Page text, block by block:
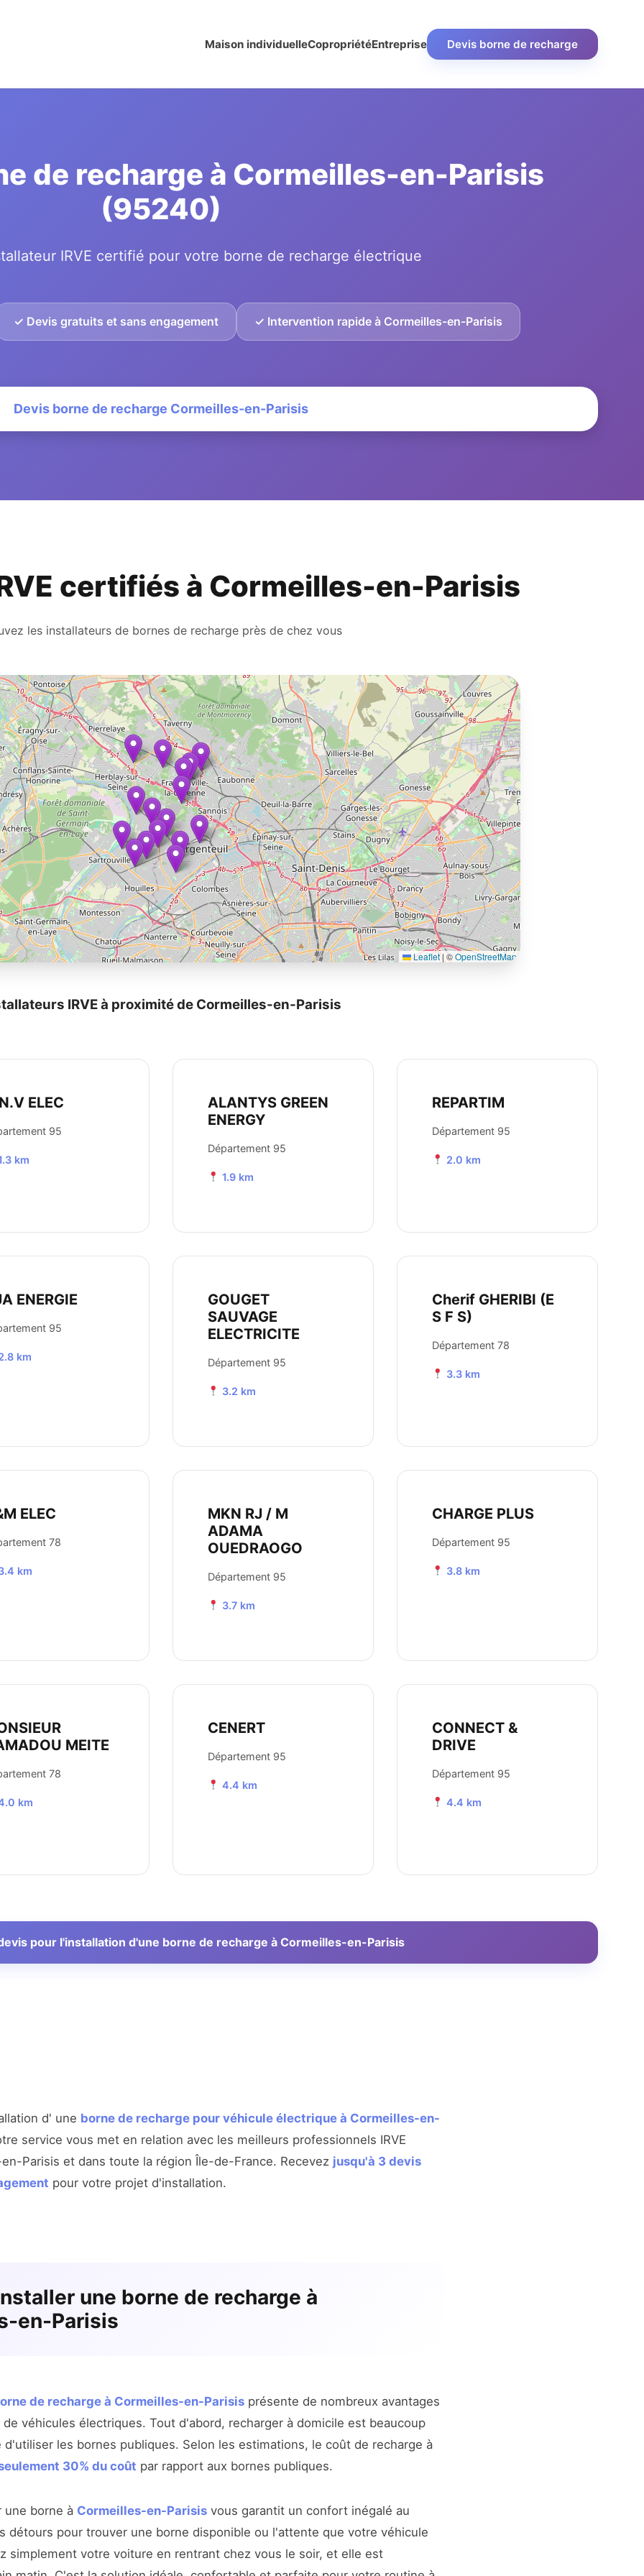
Maison individuelleCopropriétéEntreprise Devis borne de recharge
de recharge à Cormeilles-en-Parisis
(95240)
IRVE certifié pour votre borne de recharge électrique
✓ Devis gratuits et sans engagement ✓ Intervention rapide à Cormeilles-en-Parisis
Devis borne de recharge Cormeilles-en-Parisis
certifiés à Cormeilles-en-Parisis
les installateurs de bornes de recharge près de chez vous
Leaflet| ©OpenStreetMap
IRVE à proximité de Cormeilles-en-Parisis
ELEC
95
km
ALANTYS GREEN
ENERGY
Département 95
1.9 km
REPARTIM
Département 95
2.0 km
ENERGIE
95
km
GOUGET
SAUVAGE
ELECTRICITE
Département 95
3.2 km
Cherif GHERIBI (E
S F S)
Département 78
3.3 km
ELEC
78
km
MKN RJ / M
ADAMA
OUEDRAOGO
Département 95
3.7 km
CHARGE PLUS
Département 95
3.8 km
MEITE
78
km
CENERT
Département 95
4.4 km
CONNECT &
DRIVE
Département 95
4.4 km
pour l'installation d'une borne de recharge à Cormeilles-en-Parisis
d' une borne de recharge pour véhicule électrique à Cormeilles-en-
service vous met en relation avec les meilleurs professionnels IRVE
Parisis et dans toute la région Île-de-France. Recevez jusqu'à 3 devis
pour votre projet d'installation.
une borne de recharge à
en-Parisis
de recharge à Cormeilles-en-Parisis présente de nombreux avantages
véhicules électriques. Tout d'abord, recharger à domicile est beaucoup
les bornes publiques. Selon les estimations, le coût de recharge à
30% du coût par rapport aux bornes publiques.
une borne à Cormeilles-en-Parisis vous garantit un confort inégalé au
détours pour trouver une borne disponible ou l'attente que votre véhicule
simplement votre voiture en rentrant chez vous le soir, et elle est